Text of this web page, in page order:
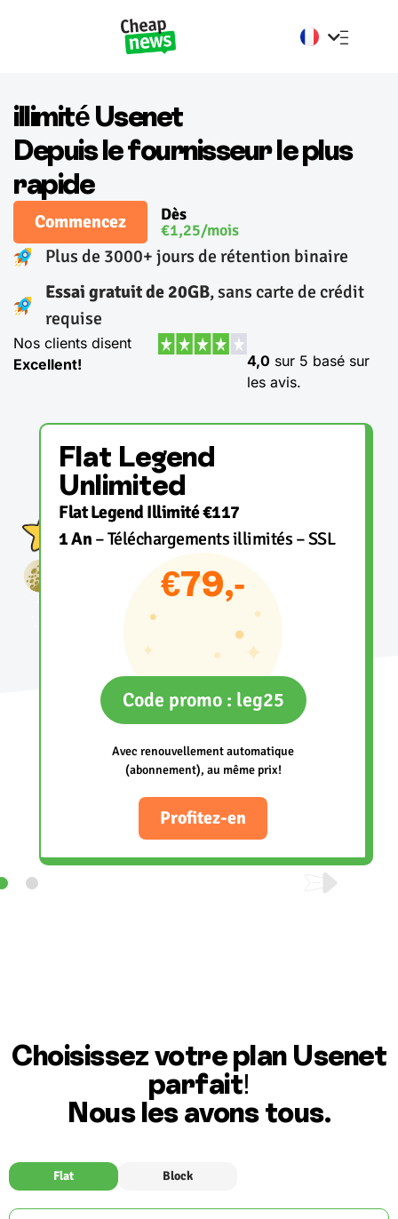
English
illimité Usenet
Depuis le fournisseur le plus
rapide
Commencez
Dès
€1,25/mois
Plus de 3000+ jours de rétention binaire
Essai gratuit de 20GB, sans carte de crédit
requise
Nos clients disent
Excellent!
4,0 sur 5 basé sur
les avis.
Flat Legend
Unlimited
Flat Legend Illimité €117
1 An– Téléchargements illimités – SSL
€79,-
Code promo : leg25
Avec renouvellement automatique
(abonnement), au même prix!
Profitez-en
Choisissez votre plan Usenet
parfait!
Nous les avons tous.
Flat Block